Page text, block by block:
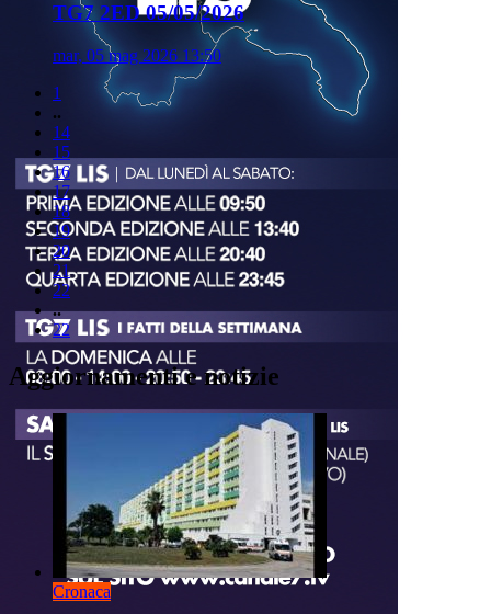
TG7 2ED 05/05/2026
mar, 05 mag 2026 13:50
1
..
14
15
16
17
18
19
20
21
22
..
22
Aggiornamenti e notizie
Cronaca